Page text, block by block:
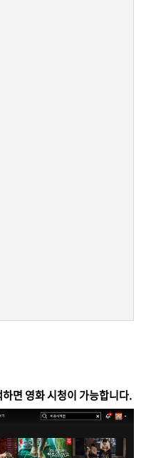
면 영화 시청이 가능합니다.